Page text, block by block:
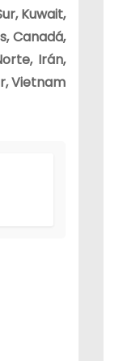
Kuwait,
Canadá,
Irán,
Vietnam